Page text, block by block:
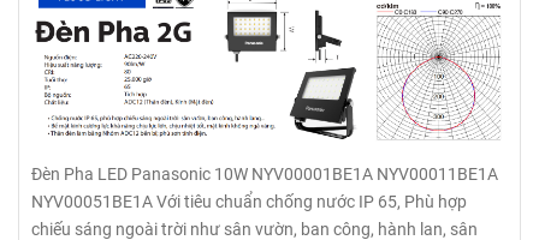
Đèn Pha LED Panasonic 10W NYV00001BE1A NYV00011BE1A
NYV00051BE1A Với tiêu chuẩn chống nước IP 65, Phù hợp
chiếu sáng ngoài trời như sân vườn, ban công, hành lan, sân